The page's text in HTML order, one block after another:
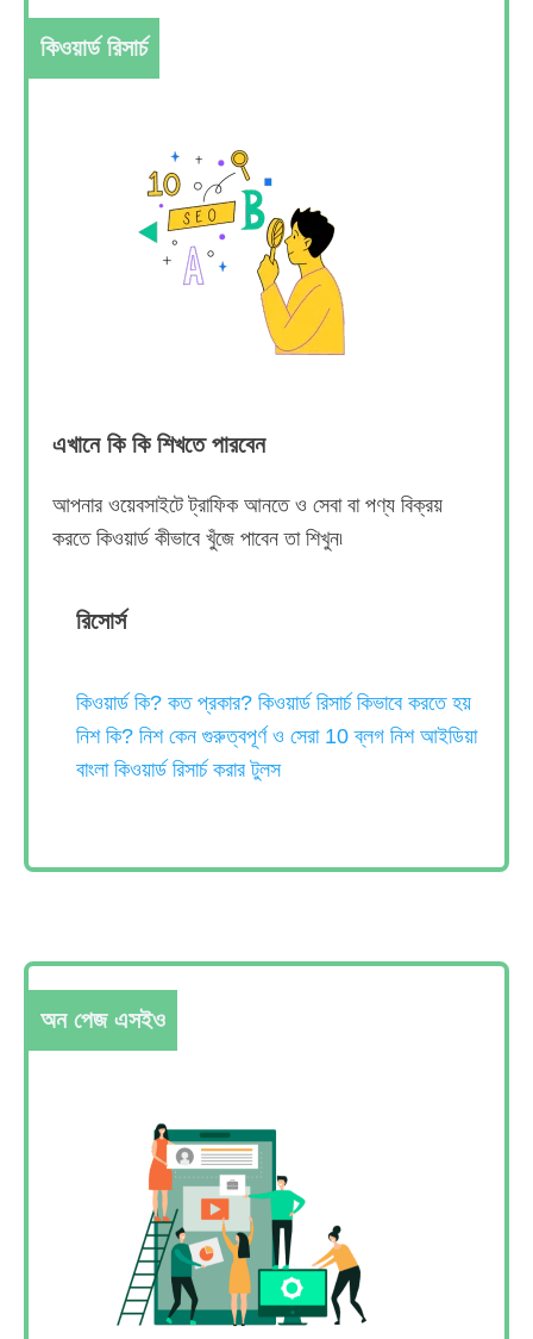
কিওয়ার্ড রিসার্চ
এখানে কি কি শিখতে পারবেন
আপনার ওয়েবসাইটে ট্রাফিক আনতে ও সেবা বা পণ্য বিক্রয়
করতে কিওয়ার্ড কীভাবে খুঁজে পাবেন তা শিখুন৷
রিসোর্স
কিওয়ার্ড কি? কত প্রকার? কিওয়ার্ড রিসার্চ কিভাবে করতে হয়
নিশ কি? নিশ কেন গুরুত্বপূর্ণ ও সেরা 10 ব্লগ নিশ আইডিয়া
বাংলা কিওয়ার্ড রিসার্চ করার টুলস
অন পেজ এসইও